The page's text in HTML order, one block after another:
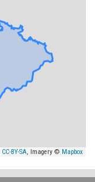
CC-BY-SA, Imagery © Mapbox